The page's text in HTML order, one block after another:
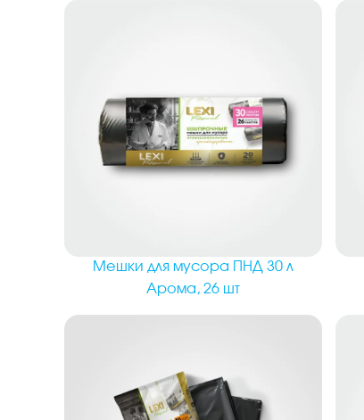
Мешки для мусора ПНД 30 л
Арома, 26 шт